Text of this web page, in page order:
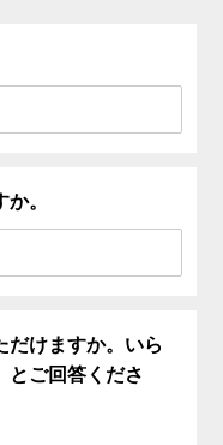
。
だけますか。いら
とご回答くださ